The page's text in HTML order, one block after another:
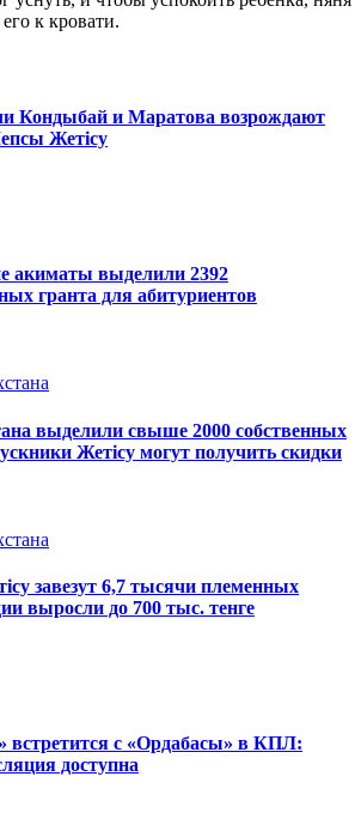
к кровати.
Кондыбай и Маратова возрождают
Жетісу
акиматы выделили 2392
гранта для абитуриентов
выделили свыше 2000 собственных
Жетісу могут получить скидки
завезут 6,7 тысячи племенных
выросли до 700 тыс. тенге
с «Ордабасы» в КПЛ:
доступна